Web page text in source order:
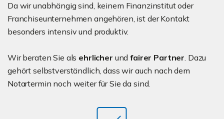
Da wir unabhängig sind, keinem Finanzinstitut oder
Franchiseunternehmen angehören, ist der Kontakt
besonders intensiv und produktiv.
Wir beraten Sie als ehrlicher undfairer Partner. Dazu
gehört selbstverständlich, dass wir auch nach dem
Notartermin noch weiter für Sie da sind.